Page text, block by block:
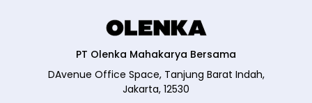
PT Olenka Mahakarya Bersama
DAvenue Office Space, Tanjung Barat Indah,
Jakarta, 12530